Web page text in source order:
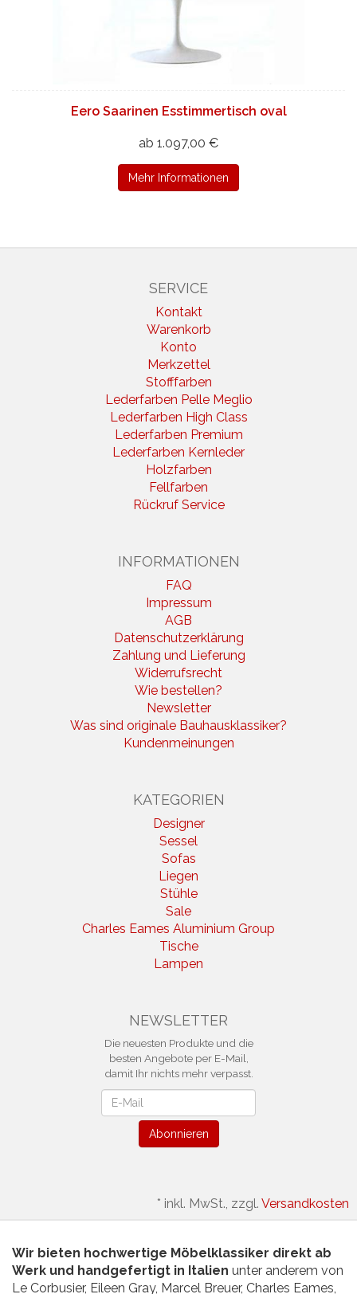
Eero Saarinen Esstimmertisch oval
ab 1.097,00 €
Mehr Informationen
SERVICE
Kontakt
Warenkorb
Konto
Merkzettel
Stofffarben
Lederfarben Pelle Meglio
Lederfarben High Class
Lederfarben Premium
Lederfarben Kernleder
Holzfarben
Fellfarben
Rückruf Service
INFORMATIONEN
FAQ
Impressum
AGB
Datenschutzerklärung
Zahlung und Lieferung
Widerrufsrecht
Wie bestellen?
Newsletter
Was sind originale Bauhausklassiker?
Kundenmeinungen
KATEGORIEN
Designer
Sessel
Sofas
Liegen
Stühle
Sale
Charles Eames Aluminium Group
Tische
Lampen
NEWSLETTER
Die neuesten Produkte und die
besten Angebote per E-Mail,
damit Ihr nichts mehr verpasst.
Abonnieren
* inkl. MwSt., zzgl. Versandkosten
Wir bieten hochwertige Möbelklassiker direkt ab
Werk und handgefertigt in Italien unter anderem von
Le Corbusier, Eileen Gray, Marcel Breuer, Charles Eames,